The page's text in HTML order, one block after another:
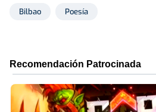
Bilbao Poesía